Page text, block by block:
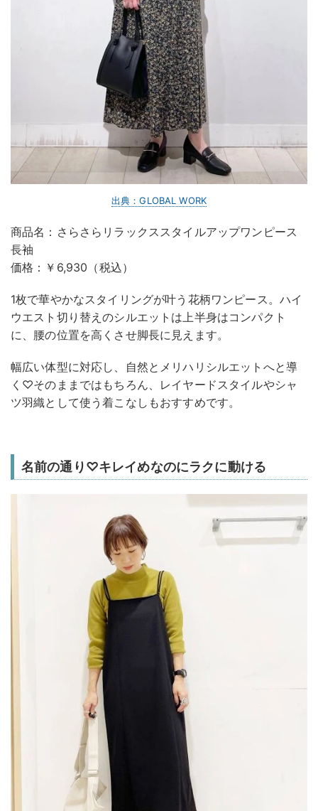
出典：GLOBAL WORK
商品名：さらさらリラックススタイルアップワンピース
長袖
価格：￥6,930（税込）
1枚で華やかなスタイリングが叶う花柄ワンピース。ハイ
ウエスト切り替えのシルエットは上半身はコンパクト
に、腰の位置を高くさせ脚長に見えます。
幅広い体型に対応し、自然とメリハリシルエットへと導
く♡そのままではもちろん、レイヤードスタイルやシャ
ツ羽織として使う着こなしもおすすめです。
名前の通り♡キレイめなのにラクに動ける